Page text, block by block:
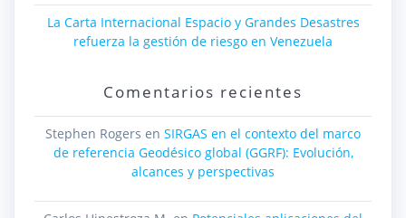
La Carta Internacional Espacio y Grandes Desastres
refuerza la gestión de riesgo en Venezuela
Comentarios recientes
Stephen Rogers en SIRGAS en el contexto del marco
de referencia Geodésico global (GGRF): Evolución,
alcances y perspectivas